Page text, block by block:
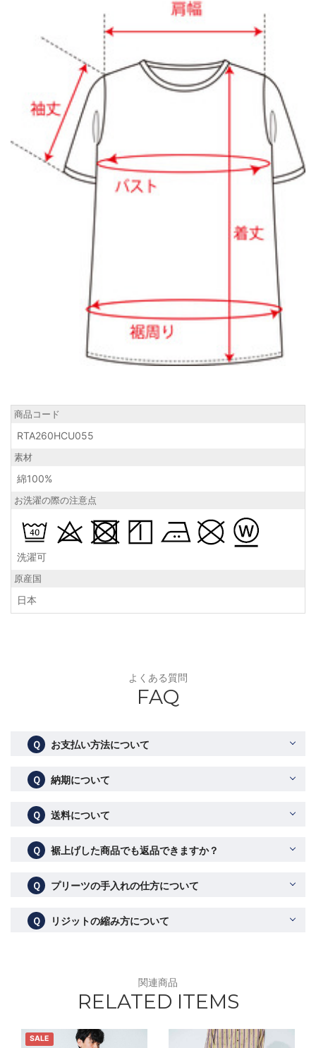
商品コード
RTA260HCU055
素材
綿100%
お洗濯の際の注意点
洗濯可
原産国
日本
よくある質問
FAQ
Ｑ お支払い方法について
Ｑ 納期について
Ｑ 送料について
Ｑ 裾上げした商品でも返品できますか？
Ｑ プリーツの手入れの仕方について
Ｑ リジットの縮み方について
関連商品
RELATED ITEMS
SALE